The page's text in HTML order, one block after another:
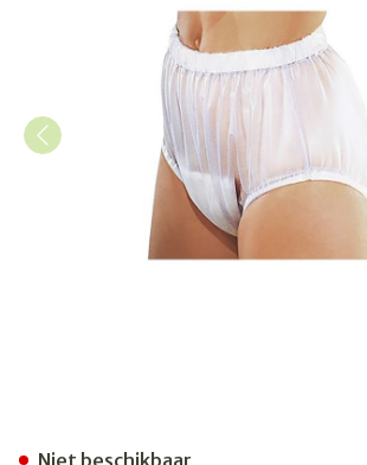
Niet beschikbaar